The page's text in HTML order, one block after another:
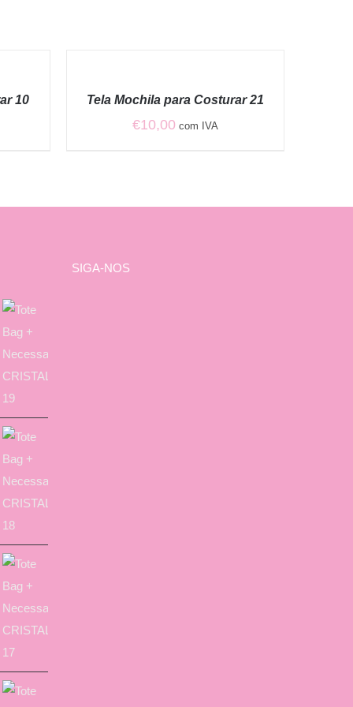
10
QUICKTela Mochila para Costurar 21
€10,00 com IVA
SIGA-NOS